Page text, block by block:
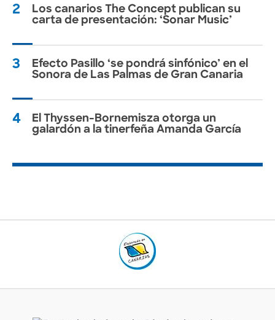
2
Los canarios The Concept publican su
carta de presentación: ‘Sonar Music’
3
Efecto Pasillo ‘se pondrá sinfónico’ en el
Sonora de Las Palmas de Gran Canaria
4
El Thyssen-Bornemisza otorga un
galardón a la tinerfeña Amanda García